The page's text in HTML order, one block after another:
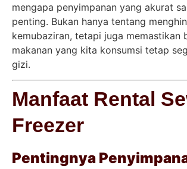
mengapa penyimpanan yang akurat
penting. Bukan hanya tentang
kemubaziran, tetapi juga memastikan
makanan yang kita konsumsi tetap
gizi.
Manfaat Rental
Freezer
Pentingnya